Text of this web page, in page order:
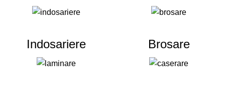
Indosariere Brosare